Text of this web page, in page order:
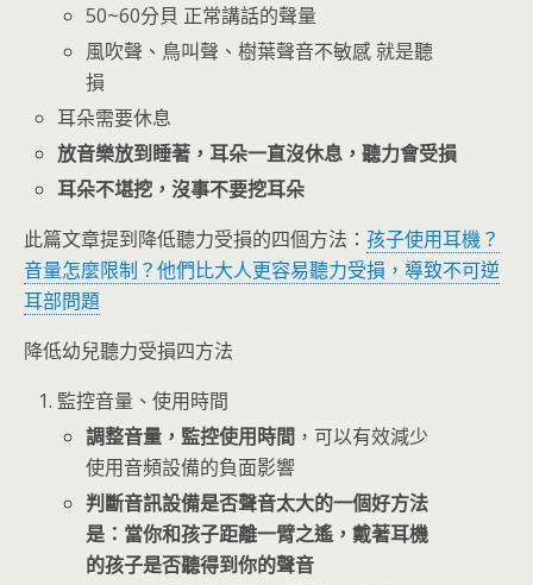
50~60分貝 正常講話的聲量
風吹聲、鳥叫聲、樹葉聲音不敏感 就是聽
損
耳朵需要休息
放音樂放到睡著，耳朵一直沒休息，聽力會受損
耳朵不堪挖，沒事不要挖耳朵
此篇文章提到降低聽力受損的四個方法： 孩子使用耳機？
音量怎麼限制？他們比大人更容易聽力受損，導致不可逆
耳部問題
降低幼兒聽力受損四方法
監控音量、使用時間
調整音量，監控使用時間 ，可以有效減少
使用音頻設備的負面影響
判斷音訊設備是否聲音太大的一個好方法
是：當你和孩子距離一臂之遙，戴著耳機
的孩子是否聽得到你的聲音